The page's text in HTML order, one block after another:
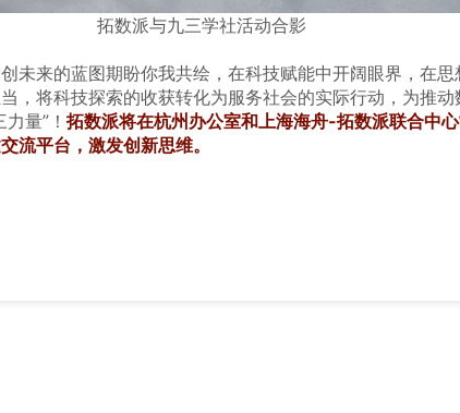
拓数派与九三学社活动合影
未来的蓝图期盼你我共绘，在科技赋能中开阔眼界，在
，将科技探索的收获转化为服务社会的实际行动，为推动
量”！ 拓数派将在杭州办公室和上海海舟-拓数派联合中
流平台，激发创新思维。